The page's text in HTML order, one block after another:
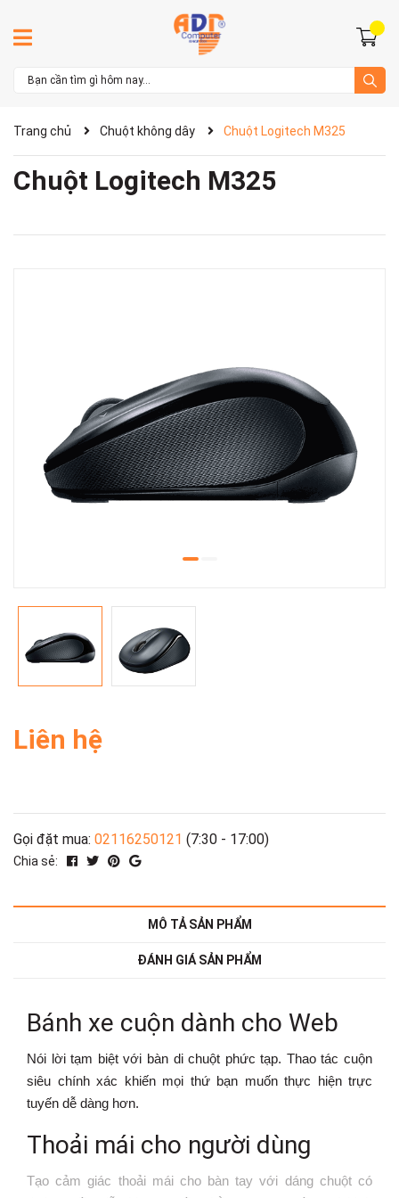
Trang chủ Chuột không dây Chuột Logitech M325
Chuột Logitech M325
Liên hệ
Gọi đặt mua: 02116250121 (7:30 - 17:00)
Chia sẻ:
MÔ TẢ SẢN PHẨM
ĐÁNH GIÁ SẢN PHẨM
Bánh xe cuộn dành cho Web
Nói lời tạm biệt với bàn di chuột phức tạp. Thao tác cuộn
siêu chính xác khiến mọi thứ bạn muốn thực hiện trực
tuyến dễ dàng hơn.
Thoải mái cho người dùng
Tạo cảm giác thoải mái cho bàn tay với dáng chuột có